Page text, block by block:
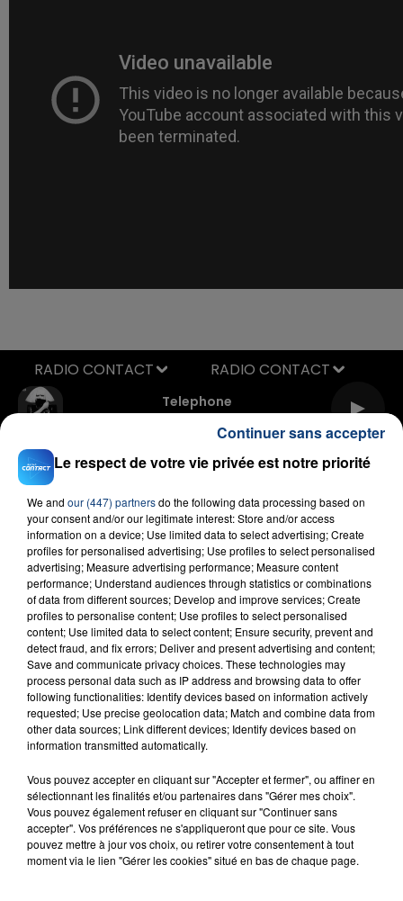
Telephone
LADY GAGA & BEYONCE
RADIO CONTACT
FIL D'ACTU
INCENDIE MORTEL À LENS : UNE FEMME ET
SON BÉBÉ ENTRE LA VIE ET LA...
Un homme s'est immolé par le feu après avoir
aspergé sa compagne et leur bébé de trois mois
d'un liquide inflammable.
Le respect de votre vie privée est notre priorité
We and our (447) partnersdo the following data processing based on
your consent and/or our legitimate interest: Store and/or access
information on a device; Use limited data to select advertising; Create
profiles for personalised advertising; Use profiles to select personalised
advertising; Measure advertising performance; Measure content
performance; Understand audiences through statistics or combinations
of data from different sources; Develop and improve services; Create
profiles to personalise content; Use profiles to select personalised
content; Use limited data to select content; Ensure security, prevent and
detect fraud, and fix errors; Deliver and present advertising and content;
Save and communicate privacy choices. These technologies may
process personal data such as IP address and browsing data to offer
following functionalities: Identify devices based on information actively
requested; Use precise geolocation data; Match and combine data from
other data sources; Link different devices; Identify devices based on
information transmitted automatically.
Vous pouvez accepter en cliquant sur "Accepter et fermer", ou affiner en
sélectionnant les finalités et/ou partenaires dans "Gérer mes choix".
Vous pouvez également refuser en cliquant sur "Continuer sans
accepter". Vos préférences ne s'appliqueront que pour ce site. Vous
pouvez mettre à jour vos choix, ou retirer votre consentement à tout
moment via le lien "Gérer les cookies" situé en bas de chaque page.
Continuer sans accepter